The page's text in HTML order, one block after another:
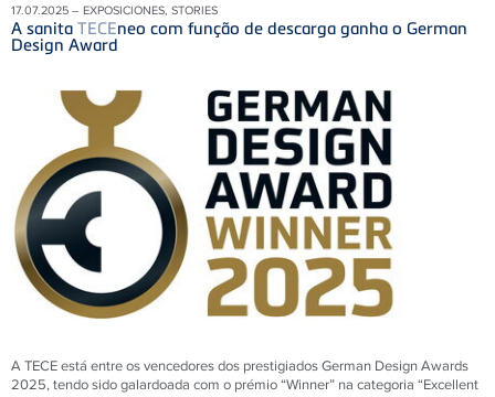
17.07.2025 – EXPOSICIONES, STORIES
A sanita TECEneo com função de descarga ganha o German
Design Award
A TECE está entre os vencedores dos prestigiados German Design Awards
2025, tendo sido galardoada com o prémio “Winner” na categoria “Excellent